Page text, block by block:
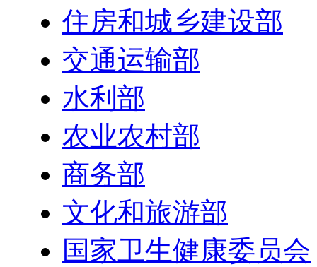
住房和城乡建设部
交通运输部
水利部
农业农村部
商务部
文化和旅游部
国家卫生健康委员会